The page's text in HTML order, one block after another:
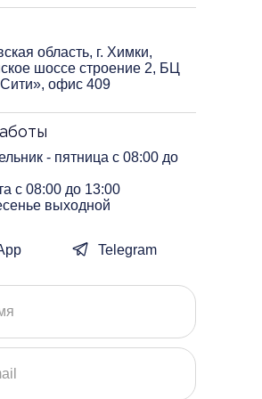
Они могут быть
новые здания или
к уже существующим.
в зоны
обработки при помощи
и других
приспособлений , что
полную автоматизацию
- пятница с 08:00 до
с 08:00 до 13:00
выходной
область, г. Химки,
шоссе строение 2, БЦ
офис 409
Telegram